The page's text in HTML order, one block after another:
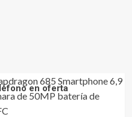
en oferta